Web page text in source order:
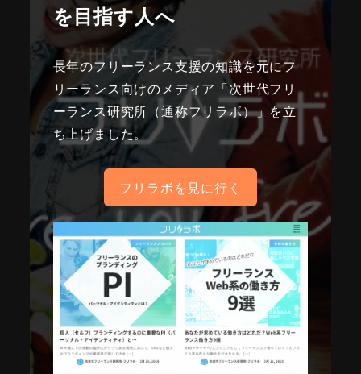
を目指す人へ
長年のフリーランス支援の知識を元にフ
リーランス向けのメディア「次世代フリ
ーランス研究所（通称フリラボ）」を立
ち上げました。
フリラボを見に行く